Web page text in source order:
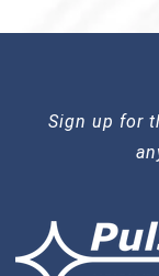
Sign up for